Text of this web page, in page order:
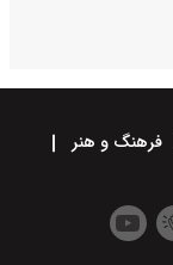
فرهنگ و هنر